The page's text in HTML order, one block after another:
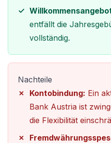
entfällt die
vollständig.
Nachteile
Kontobindung: Ein
Bank Austria ist
die Flexibilität